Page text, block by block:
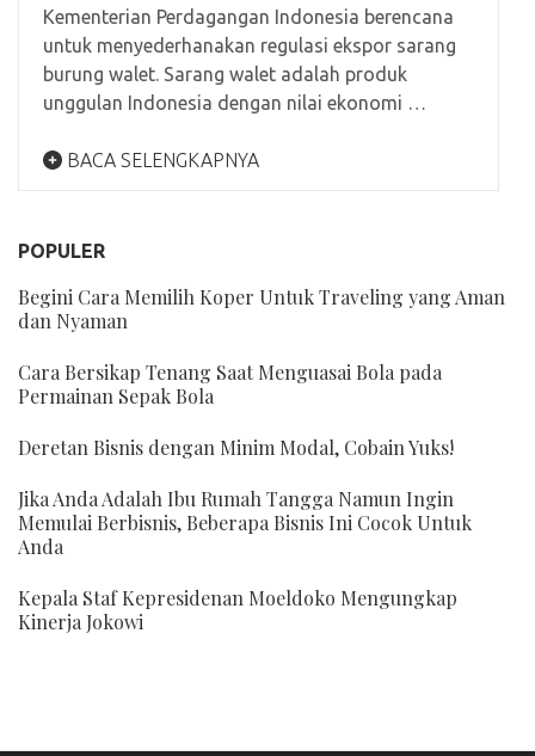
Kementerian Perdagangan Indonesia berencana
untuk menyederhanakan regulasi ekspor sarang
burung walet. Sarang walet adalah produk
unggulan Indonesia dengan nilai ekonomi …
BACA SELENGKAPNYA
POPULER
Begini Cara Memilih Koper Untuk Traveling yang Aman
dan Nyaman
Cara Bersikap Tenang Saat Menguasai Bola pada
Permainan Sepak Bola
Deretan Bisnis dengan Minim Modal, Cobain Yuks!
Jika Anda Adalah Ibu Rumah Tangga Namun Ingin
Memulai Berbisnis, Beberapa Bisnis Ini Cocok Untuk
Anda
Kepala Staf Kepresidenan Moeldoko Mengungkap
Kinerja Jokowi